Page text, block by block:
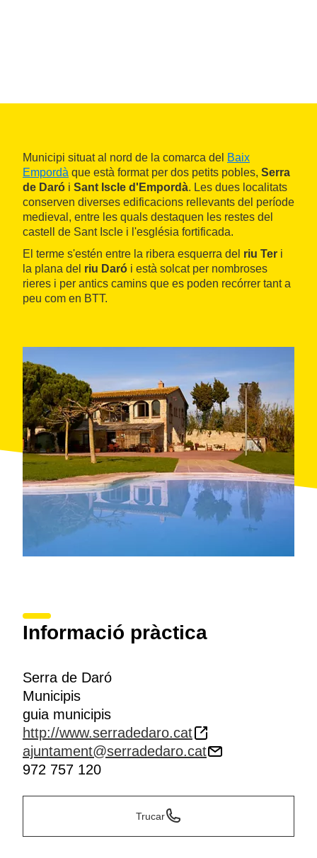
Municipi situat al nord de la comarca del Baix
Empordà que està format per dos petits pobles, Serra
de Daró i Sant Iscle d'Empordà. Les dues localitats
conserven diverses edificacions rellevants del període
medieval, entre les quals destaquen les restes del
castell de Sant Iscle i l'església fortificada.
El terme s'estén entre la ribera esquerra del riu Ter i
la plana del riu Daró i està solcat per nombroses
rieres i per antics camins que es poden recórrer tant a
peu com en BTT.
Informació pràctica
Serra de Daró
Municipis
guia municipis
http://www.serradedaro.cat
ajuntament@serradedaro.cat
972 757 120
Trucar